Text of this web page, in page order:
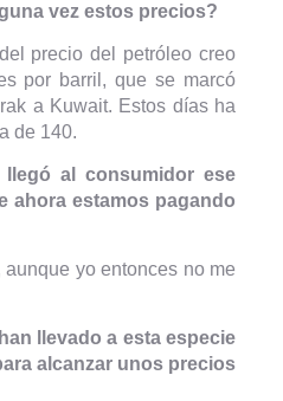
vez estos precios?
precio del petróleo creo
por barril, que se marcó
a Kuwait. Estos días ha
de 140.
al consumidor ese
ahora estamos pagando
yo entonces no me
llevado a esta especie
alcanzar unos precios